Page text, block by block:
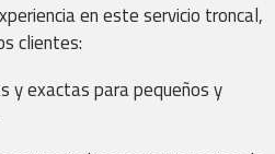
en este servicio troncal,
clientes:
y exactas para pequeños y